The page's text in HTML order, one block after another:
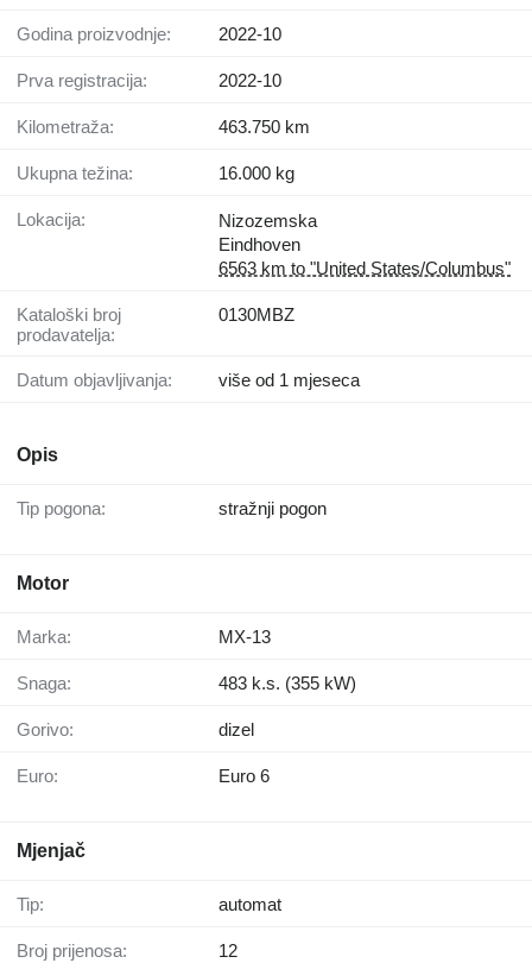
Godina proizvodnje: 2022-10
Prva registracija: 2022-10
Kilometraža: 463.750 km
Ukupna težina: 16.000 kg
Lokacija:
Nizozemska
Eindhoven
6563 km to "United States/Columbus"
Kataloški broj
prodavatelja:
0130MBZ
Datum objavljivanja: više od 1 mjeseca
Opis
Tip pogona: stražnji pogon
Motor
Marka: MX-13
Snaga: 483 k.s. (355 kW)
Gorivo: dizel
Euro: Euro 6
Mjenjač
Tip: automat
Broj prijenosa: 12